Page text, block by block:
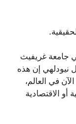
جامعة غريفيث
نيودلهي إن هذه
في العالم،
أو الاقتصادية